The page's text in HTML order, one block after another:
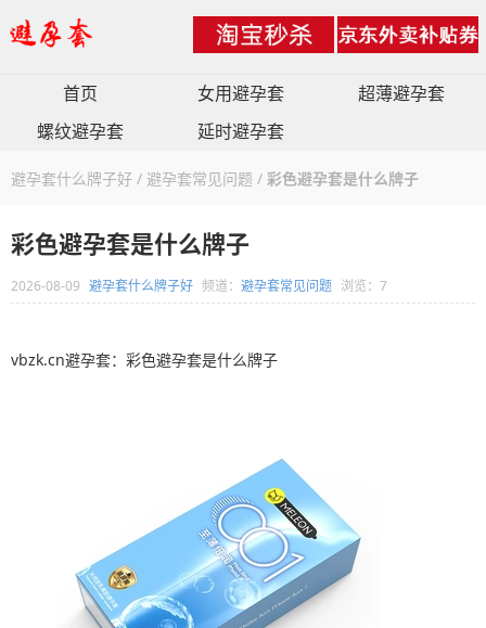
首页 女用避孕套
超薄避孕套
螺纹避孕套
延时避孕套
避孕套什么牌子好 / 避孕套常见问题 / 彩色避孕套是什么牌子
彩色避孕套是什么牌子
2026-08-09 避孕套什么牌子好 频道： 避孕套常见问题 浏览：7
vbzk.cn避孕套：彩色避孕套是什么牌子